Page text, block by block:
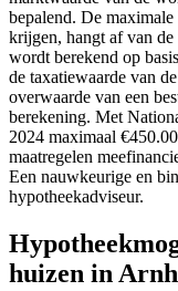
bepalend. De
krijgen, hangt af van
wordt berekend op
de taxatiewaarde van
overwaarde van een
berekening. Met
2024 maximaal
maatregelen
Een nauwkeurige en
hypotheekadviseur.
huizen in